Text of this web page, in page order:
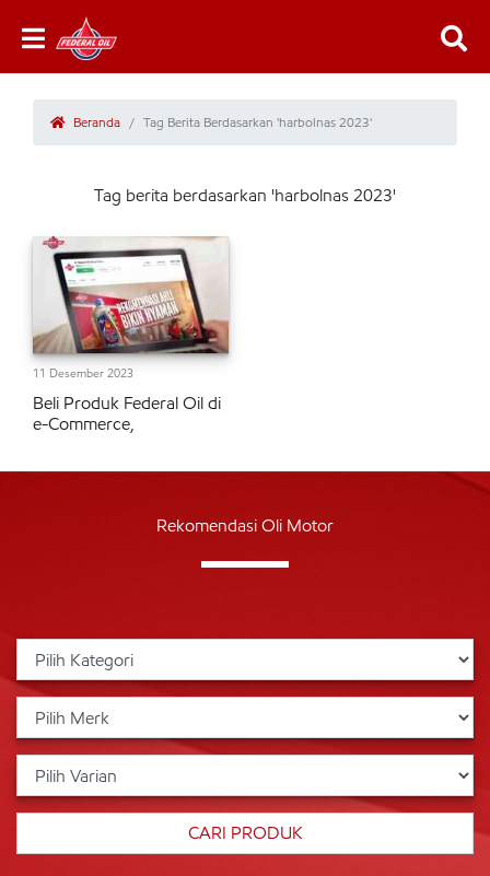
Beranda Tag Berita Berdasarkan 'harbolnas 2023'
Tag berita berdasarkan 'harbolnas 2023'
11 Desember 2023
Beli Produk Federal Oil di
e-Commerce,
Rekomendasi Oli Motor